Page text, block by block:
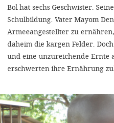
Bol hat sechs Geschwister.
Schulbildung. Vater Mayom
Armeeangestellter zu
daheim die kargen Felder.
und eine unzureichende
erschwerten ihre Ernährung